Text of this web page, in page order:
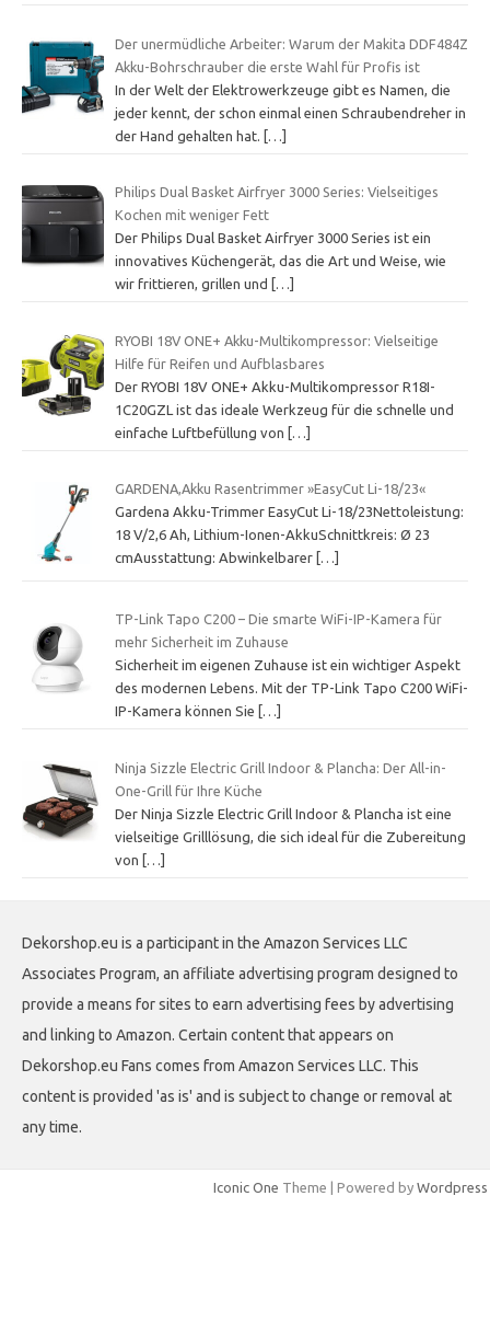
Der unermüdliche Arbeiter: Warum der Makita DDF484Z
Akku-Bohrschrauber die erste Wahl für Profis ist
In der Welt der Elektrowerkzeuge gibt es Namen, die
jeder kennt, der schon einmal einen Schraubendreher in
der Hand gehalten hat.
[…]
Philips Dual Basket Airfryer 3000 Series: Vielseitiges
Kochen mit weniger Fett
Der Philips Dual Basket Airfryer 3000 Series ist ein
innovatives Küchengerät, das die Art und Weise, wie
wir frittieren, grillen und
[…]
RYOBI 18V ONE+ Akku-Multikompressor: Vielseitige
Hilfe für Reifen und Aufblasbares
Der RYOBI 18V ONE+ Akku-Multikompressor R18I-
1C20GZL ist das ideale Werkzeug für die schnelle und
einfache Luftbefüllung von
[…]
GARDENA,Akku Rasentrimmer »EasyCut Li-18/23«
Gardena Akku-Trimmer EasyCut Li-18/23Nettoleistung:
18 V/2,6 Ah, Lithium-Ionen-AkkuSchnittkreis: Ø 23
cmAusstattung: Abwinkelbarer […]
TP-Link Tapo C200 – Die smarte WiFi-IP-Kamera für
mehr Sicherheit im Zuhause
Sicherheit im eigenen Zuhause ist ein wichtiger Aspekt
des modernen Lebens. Mit der TP-Link Tapo C200 WiFi-
IP-Kamera können Sie
[…]
Ninja Sizzle Electric Grill Indoor & Plancha: Der All-in-
One-Grill für Ihre Küche
Der Ninja Sizzle Electric Grill Indoor & Plancha ist eine
vielseitige Grilllösung, die sich ideal für die Zubereitung
von […]
Dekorshop.eu is a participant in the Amazon Services LLC
Associates Program, an affiliate advertising program designed to
provide a means for sites to earn advertising fees by advertising
and linking to Amazon. Certain content that appears on
Dekorshop.eu Fans comes from Amazon Services LLC. This
content is provided 'as is' and is subject to change or removal at
any time.
Iconic One Theme | Powered by Wordpress